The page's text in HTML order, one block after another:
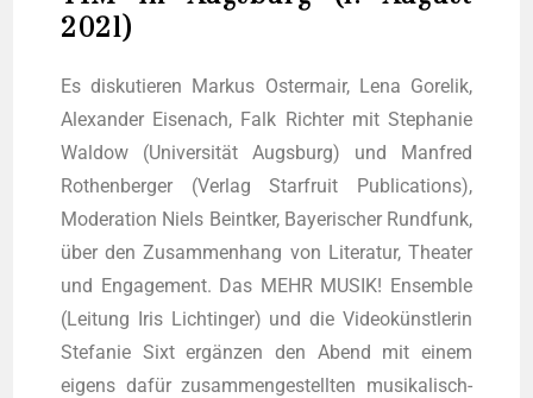
2021)
Es dis­ku­tie­ren Mar­kus Oster­mair, Lena Gore­lik,
Alex­an­der Eisen­ach, Falk Rich­ter mit Ste­pha­nie
Wal­dow (Uni­ver­si­tät Augs­burg) und Man­fred
Rothen­ber­ger (Ver­lag Star­fruit Publi­ca­ti­ons),
Mode­ra­ti­on Niels Beint­ker, Baye­ri­scher Rund­funk,
über den Zusam­men­hang von Lite­ra­tur, Thea­ter
und Enga­ge­ment. Das MEHR MUSIK! Ensem­ble
(Lei­tung Iris Licht­in­ger) und die Video­künst­le­rin
Ste­fa­nie Sixt ergän­zen den Abend mit einem
eigens dafür zusam­men­ge­stell­ten musi­ka­lisch-